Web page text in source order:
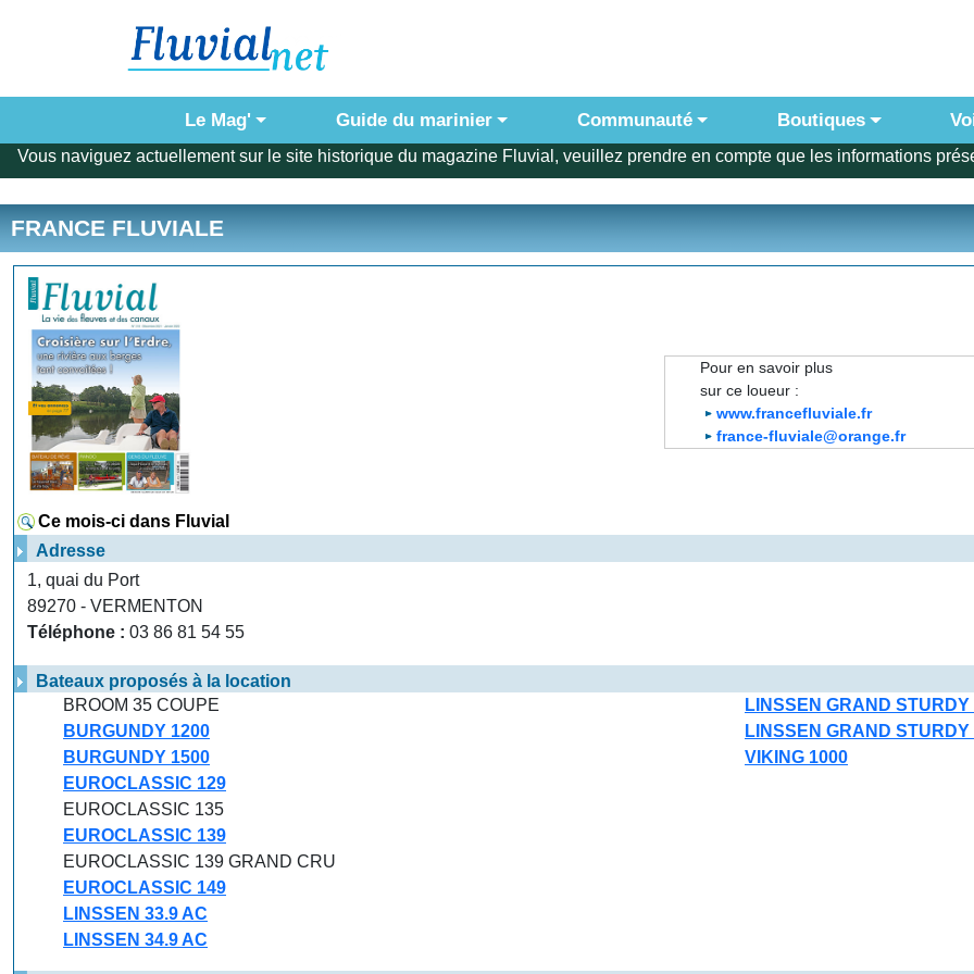
Le Mag' Guide du marinier Communauté Boutiques
Vous naviguez actuellement sur le site historique du magazine Fluvial, veuillez prendre en compte que les informations
FRANCE FLUVIALE
Ce mois-ci dans Fluvial
Pour en savoir plus
sur ce loueur :
www.francefluviale.fr
france-fluviale@orange.fr
Adresse
1, quai du Port
89270 - VERMENTON
Téléphone : 03 86 81 54 55
Bateaux proposés à la location
BROOM 35 COUPE
BURGUNDY 1200
BURGUNDY 1500
EUROCLASSIC 129
EUROCLASSIC 135
EUROCLASSIC 139
EUROCLASSIC 139 GRAND CRU
EUROCLASSIC 149
LINSSEN 33.9 AC
LINSSEN 34.9 AC
LINSSEN GRAND STURDY
LINSSEN GRAND STURDY
VIKING 1000